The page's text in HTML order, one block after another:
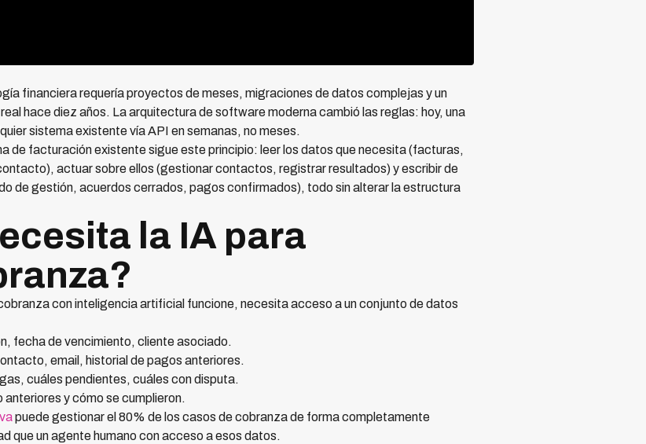
financiera requería proyectos de meses, migraciones de datos complejas y un
hace diez años. La arquitectura de software moderna cambió las reglas: hoy, una
sistema existente vía API en semanas, no meses.
de facturación existente sigue este principio: leer los datos que necesita (facturas,
actuar sobre ellos (gestionar contactos, registrar resultados) y escribir de
de gestión, acuerdos cerrados, pagos confirmados), todo sin alterar la estructura
la IA para
con inteligencia artificial funcione, necesita acceso a un conjunto de datos
fecha de vencimiento, cliente asociado.
email, historial de pagos anteriores.
cuáles pendientes, cuáles con disputa.
anteriores y cómo se cumplieron.
puede gestionar el 80% de los casos de cobranza de forma completamente
que un agente humano con acceso a esos datos.